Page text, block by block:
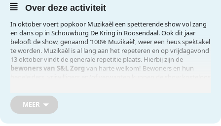
Over deze activiteit
In oktober voert popkoor Muzikaèl een spetterende show vol zang
en dans op in Schouwburg De Kring in Roosendaal. Ook dit jaar
belooft de show, genaamd ‘100% Muzikaèl’, weer een heus spektakel
te worden. Muzikaèl is al lang aan het repeteren en op vrijdagavond
13 oktober vindt de generale repetitie plaats. Hierbij zijn de
bewoners van S&L Zorg van harte welkom! Bewoners en hun
Meer informatie en het aanmeldfomrulier ontvangen de woningen
via de mail en via intranet.
MEER